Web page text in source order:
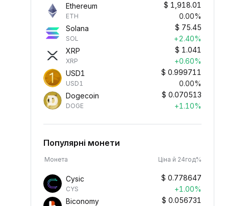
Ethereum
ETH
$ 1,918.01
0.00%
Solana
SOL
$ 75.45
+2.40%
XRP
XRP
$ 1.041
+0.60%
USD1
USD1
$ 0.999711
0.00%
Dogecoin
DOGE
$ 0.070513
+1.10%
Популярні монети
Монета Ціна й 24год%
Cysic
CYS
$ 0.778647
+1.00%
Biconomy
$ 0.056731